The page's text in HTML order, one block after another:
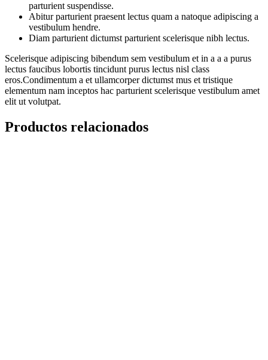
parturient suspendisse.
Abitur parturient praesent lectus quam a natoque adipiscing a
vestibulum hendre.
Diam parturient dictumst parturient scelerisque nibh lectus.
Scelerisque adipiscing bibendum sem vestibulum et in a a a purus
lectus faucibus lobortis tincidunt purus lectus nisl class
eros.Condimentum a et ullamcorper dictumst mus et tristique
elementum nam inceptos hac parturient scelerisque vestibulum amet
elit ut volutpat.
Productos relacionados